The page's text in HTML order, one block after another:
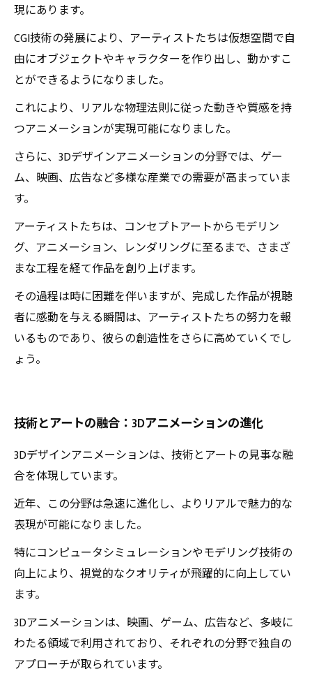
現にあります。
CGI技術の発展により、アーティストたちは仮想空間で自
由にオブジェクトやキャラクターを作り出し、動かすこ
とができるようになりました。
これにより、リアルな物理法則に従った動きや質感を持
つアニメーションが実現可能になりました。
さらに、3Dデザインアニメーションの分野では、ゲー
ム、映画、広告など多様な産業での需要が高まっていま
す。
アーティストたちは、コンセプトアートからモデリン
グ、アニメーション、レンダリングに至るまで、さまざ
まな工程を経て作品を創り上げます。
その過程は時に困難を伴いますが、完成した作品が視聴
者に感動を与える瞬間は、アーティストたちの努力を報
いるものであり、彼らの創造性をさらに高めていくでし
ょう。
技術とアートの融合：3Dアニメーションの進化
3Dデザインアニメーションは、技術とアートの見事な融
合を体現しています。
近年、この分野は急速に進化し、よりリアルで魅力的な
表現が可能になりました。
特にコンピュータシミュレーションやモデリング技術の
向上により、視覚的なクオリティが飛躍的に向上してい
ます。
3Dアニメーションは、映画、ゲーム、広告など、多岐に
わたる領域で利用されており、それぞれの分野で独自の
アプローチが取られています。